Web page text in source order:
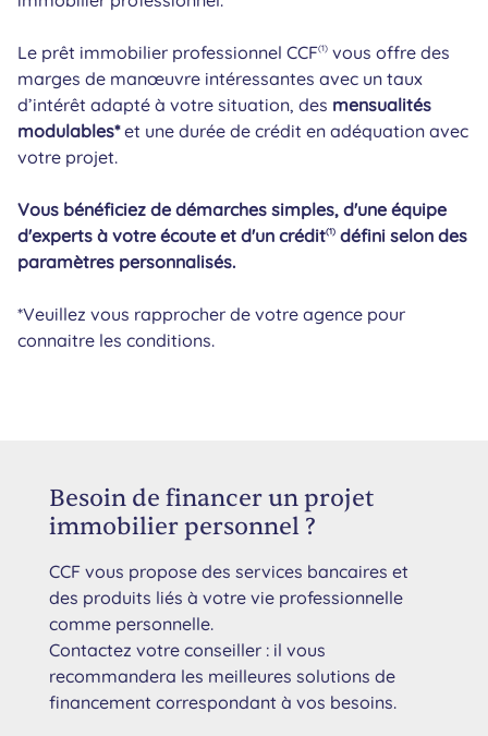
Le prêt immobilier professionnel CCF(1) vous offre des
marges de manœuvre intéressantes avec un taux
d’intérêt adapté à votre situation, des mensualités
modulables*et une durée de crédit en adéquation avec
votre projet.
Vous bénéficiez de démarches simples, d'une équipe
d'experts à votre écoute et d'un crédit(1) défini selon des
paramètres personnalisés.
*Veuillez vous rapprocher de votre agence pour
connaitre les conditions.
Besoin de financer un projet
immobilier personnel ?
CCF vous propose des services bancaires et
des produits liés à votre vie professionnelle
comme personnelle.
Contactez votre conseiller : il vous
recommandera les meilleures solutions de
financement correspondant à vos besoins.